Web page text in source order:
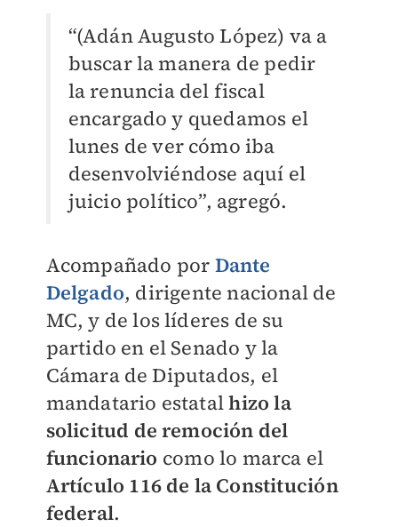
“(Adán Augusto López) va a
buscar la manera de pedir
la renuncia del fiscal
encargado y quedamos el
lunes de ver cómo iba
desenvolviéndose aquí el
juicio político”, agregó.
Acompañado por Dante
Delgado, dirigente nacional de
MC, y de los líderes de su
partido en el Senado y la
Cámara de Diputados, el
mandatario estatalhizo la
solicitud de remoción del
funcionario como lo marca el
Artículo 116 de la Constitución
federal.